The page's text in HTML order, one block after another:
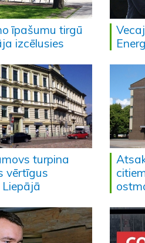
īpašumu tirgū
izcēlusies
turpina
vērtīgus